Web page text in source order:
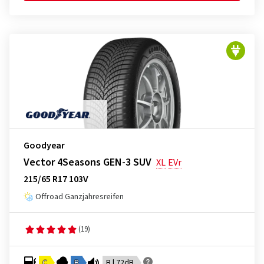
Goodyear
Vector 4Seasons GEN-3 SUV XL EVr
215/65 R17 103V
Offroad Ganzjahresreifen
(19)